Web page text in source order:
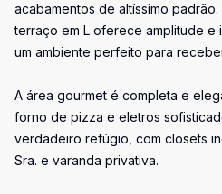
acabamentos de altíssimo
terraço em L oferece amplitude e
um ambiente perfeito para
A área gourmet é completa e
forno de pizza e eletros
verdadeiro refúgio, com closets
Sra. e varanda privativa.